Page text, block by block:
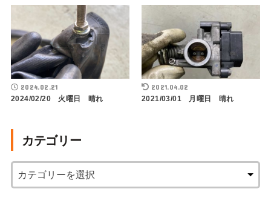
2024.02.21
2024/02/20 火曜日 晴れ
2021.04.02
2021/03/01 月曜日 晴れ
カテゴリー